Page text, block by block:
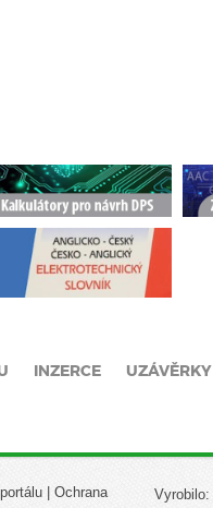
INZERCE UZÁVĚRKY
Vyrobilo:
Ochrana